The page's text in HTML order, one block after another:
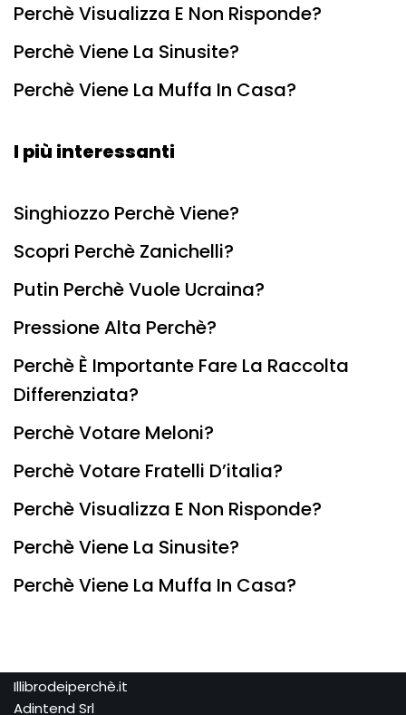
Perchè Visualizza E Non Risponde?
Perchè Viene La Sinusite?
Perchè Viene La Muffa In Casa?
I più interessanti
Singhiozzo Perchè Viene?
Scopri Perchè Zanichelli?
Putin Perchè Vuole Ucraina?
Pressione Alta Perchè?
Perchè È Importante Fare La Raccolta
Differenziata?
Perchè Votare Meloni?
Perchè Votare Fratelli D’italia?
Perchè Visualizza E Non Risponde?
Perchè Viene La Sinusite?
Perchè Viene La Muffa In Casa?
Illibrodeiperchè.it
Adintend Srl